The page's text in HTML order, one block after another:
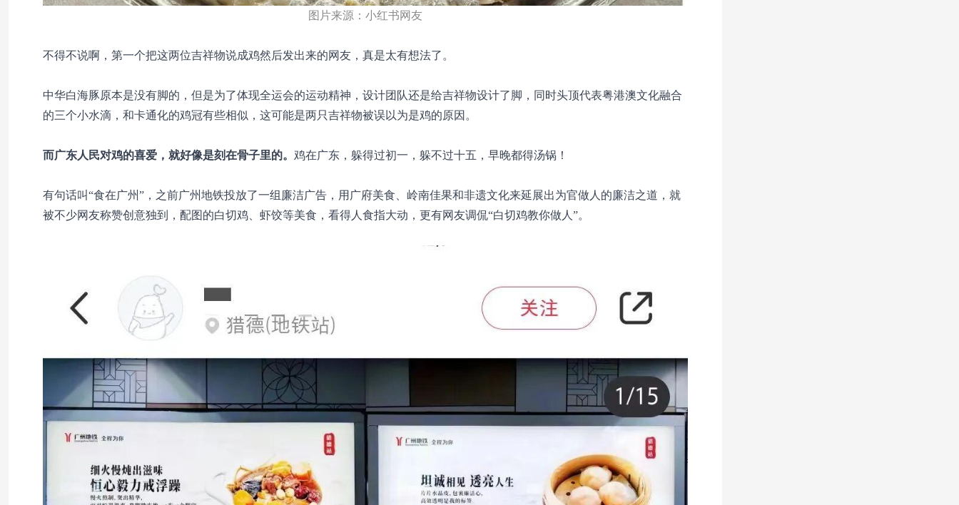
图片来源：小红书网友
不得不说啊，第一个把这两位吉祥物说成鸡然后发出来的网友，真是太有想法了。
中华白海豚原本是没有脚的，但是为了体现全运会的运动精神，设计团队还是给吉祥物设计了脚，同时头顶代表粤港澳文化融合
的三个小水滴，和卡通化的鸡冠有些相似，这可能是两只吉祥物被误以为是鸡的原因。
而广东人民对鸡的喜爱，就好像是刻在骨子里的。 鸡在广东，躲得过初一，躲不过十五，早晚都得汤锅！
有句话叫“食在广州”，之前广州地铁投放了一组廉洁广告，用广府美食、岭南佳果和非遗文化来延展出为官做人的廉洁之道，就
被不少网友称赞创意独到，配图的白切鸡、虾饺等美食，看得人食指大动，更有网友调侃“白切鸡教你做人”。